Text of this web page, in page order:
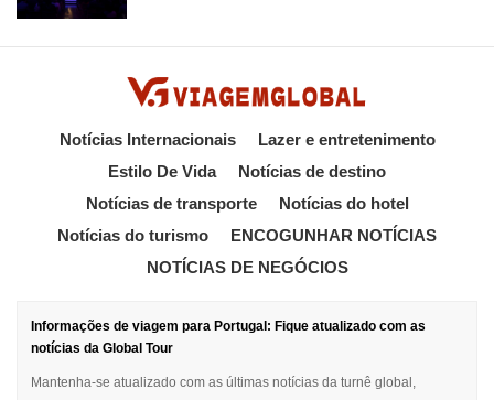
Notícias Internacionais
Lazer e entretenimento
Estilo De Vida
Notícias de destino
Notícias de transporte
Notícias do hotel
Notícias do turismo
ENCOGUNHAR NOTÍCIAS
NOTÍCIAS DE NEGÓCIOS
Informações de viagem para Portugal: Fique atualizado com as
notícias da Global Tour
Mantenha-se atualizado com as últimas notícias da turnê global,